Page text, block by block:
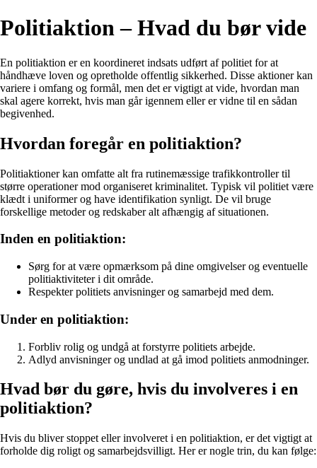
Politiaktion – Hvad du bør vide
En politiaktion er en koordineret indsats udført af politiet for at
håndhæve loven og opretholde offentlig sikkerhed. Disse aktioner kan
variere i omfang og formål, men det er vigtigt at vide, hvordan man
skal agere korrekt, hvis man går igennem eller er vidne til en sådan
begivenhed.
Hvordan foregår en politiaktion?
Politiaktioner kan omfatte alt fra rutinemæssige trafikkontroller til
større operationer mod organiseret kriminalitet. Typisk vil politiet være
klædt i uniformer og have identifikation synligt. De vil bruge
forskellige metoder og redskaber alt afhængig af situationen.
Inden en politiaktion:
Sørg for at være opmærksom på dine omgivelser og eventuelle
politiaktiviteter i dit område.
Respekter politiets anvisninger og samarbejd med dem.
Under en politiaktion:
Forbliv rolig og undgå at forstyrre politiets arbejde.
Adlyd anvisninger og undlad at gå imod politiets anmodninger.
Hvad bør du gøre, hvis du involveres i en
politiaktion?
Hvis du bliver stoppet eller involveret i en politiaktion, er det vigtigt at
forholde dig roligt og samarbejdsvilligt. Her er nogle trin, du kan følge: